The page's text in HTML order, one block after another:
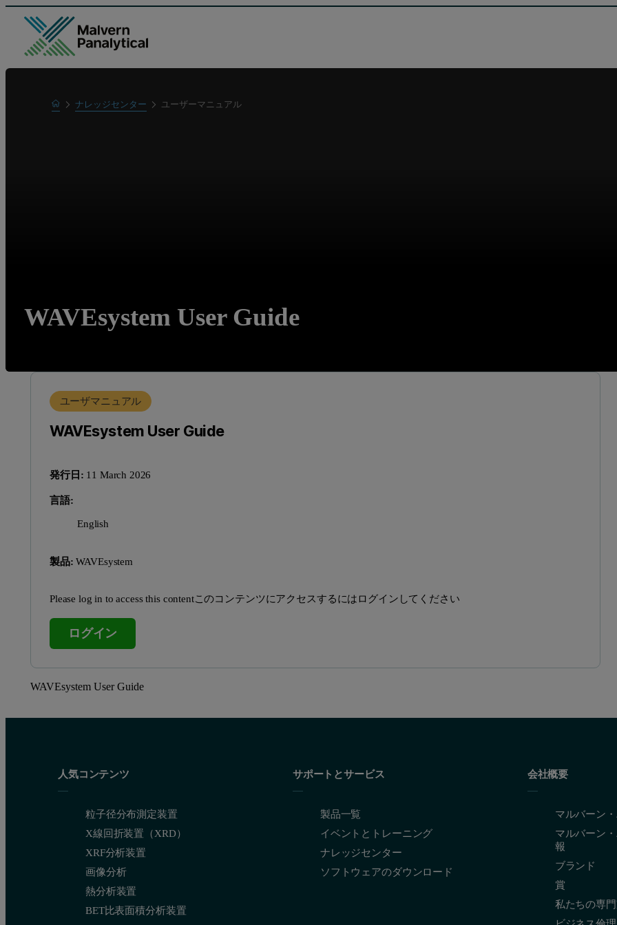
Home
Learn
ナレッジセンター ユーザーマニュアル
WAVEsystem User Guide
ユーザマニュアル
WAVEsystem User Guide
発行日: 11 March 2026
言語:
English
製品:WAVEsystem
Please log in to access this contentこのコンテンツにアクセスするにはログインしてください
ログイン
WAVEsystem User Guide
人気コンテンツ
粒子径分布測定装置
X線回折装置（XRD）
XRF分析装置
画像分析
熱分析装置
BET比表面積分析装置
サポートとサービス
製品一覧
イベントとトレーニング
ナレッジセンター
ソフトウェアのダウンロード
会社概要
マルバーン
マルバーン
報
ブランド
賞
私たちの専